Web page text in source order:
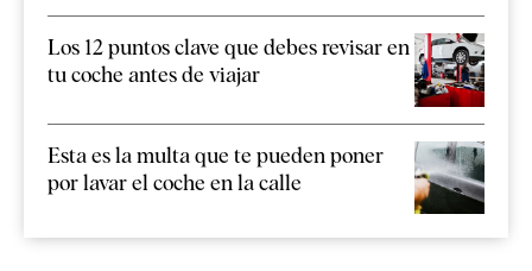
Los 12 puntos clave que debes revisar en
tu coche antes de viajar
Esta es la multa que te pueden poner
por lavar el coche en la calle